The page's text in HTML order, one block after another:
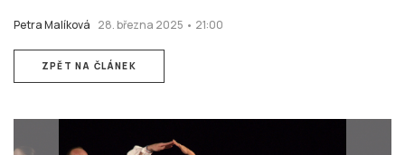
Petra Malíková 28. března 2025 • 21:00
ZPĚT NA ČLÁNEK